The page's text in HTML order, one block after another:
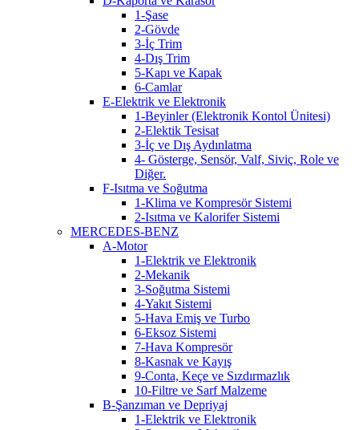
1-Şase
2-Gövde
3-İç Trim
4-Dış Trim
5-Kapı ve Kapak
6-Camlar
E-Elektrik ve Elektronik
1-Beyinler (Elektronik Kontol Ünitesi)
2-Elektik Tesisat
3-İç ve Dış Aydınlatma
4- Gösterge, Sensör, Valf, Siviç, Role ve
Diğer.
F-Isıtma ve Soğutma
1-Klima ve Kompresör Sistemi
2-Isıtma ve Kalorifer Sistemi
MERCEDES-BENZ
A-Motor
1-Elektrik ve Elektronik
2-Mekanik
3-Soğutma Sistemi
4-Yakıt Sistemi
5-Hava Emiş ve Turbo
6-Eksoz Sistemi
7-Hava Kompresör
8-Kasnak ve Kayış
9-Conta, Keçe ve Sızdırmazlık
10-Filtre ve Sarf Malzeme
B-Şanzıman ve Depriyaj
1-Elektrik ve Elektronik